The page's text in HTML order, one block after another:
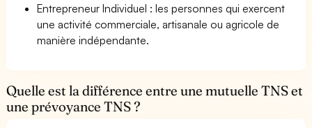
Entrepreneur Individuel : les personnes qui exercent
une activité commerciale, artisanale ou agricole de
manière indépendante.
Quelle est la différence entre une mutuelle TNS et
une prévoyance TNS ?